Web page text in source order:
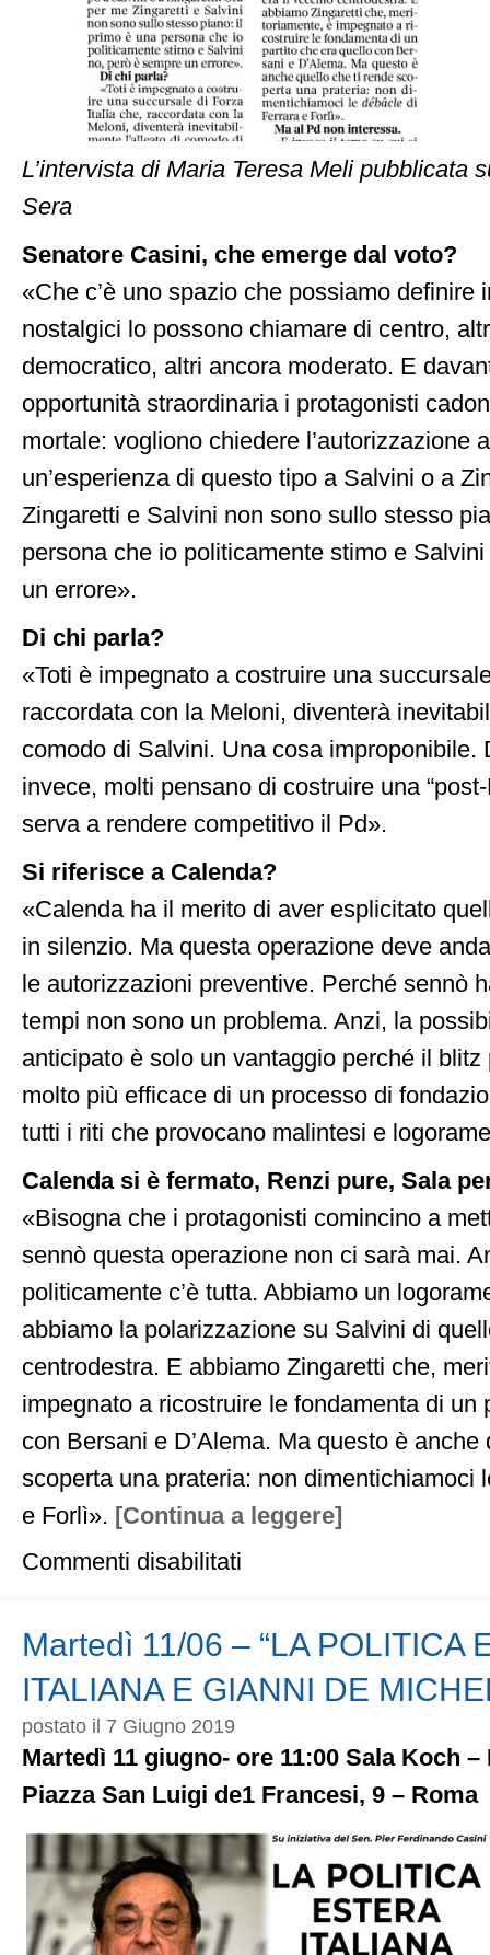
L’intervista di Maria Teresa Meli pubblicata
Sera
Senatore Casini, che emerge dal voto?
«Che c’è uno spazio che possiamo definire
nostalgici lo possono chiamare di centro,
democratico, altri ancora moderato. E
opportunità straordinaria i protagonisti
mortale: vogliono chiedere l’autorizzazione
un’esperienza di questo tipo a Salvini o a
Zingaretti e Salvini non sono sullo stesso
persona che io politicamente stimo e
un errore».
Di chi parla?
«Toti è impegnato a costruire una
raccordata con la Meloni, diventerà
comodo di Salvini. Una cosa improponibile.
invece, molti pensano di costruire una
serva a rendere competitivo il Pd».
Si riferisce a Calenda?
«Calenda ha il merito di aver esplicitato
in silenzio. Ma questa operazione deve
le autorizzazioni preventive. Perché sennò
tempi non sono un problema. Anzi, la
anticipato è solo un vantaggio perché il blitz
molto più efficace di un processo di
tutti i riti che provocano malintesi e
Calenda si è fermato, Renzi pure, Sala
«Bisogna che i protagonisti comincino a
sennò questa operazione non ci sarà mai.
politicamente c’è tutta. Abbiamo un
abbiamo la polarizzazione su Salvini di
centrodestra. E abbiamo Zingaretti che,
impegnato a ricostruire le fondamenta di un
con Bersani e D’Alema. Ma questo è
scoperta una prateria: non dimentichiamoci
e Forlì». [Continua a leggere]
Commenti disabilitati
una
prateria.
e
devono
muoversi
Martedì 11/06 – “LA POLITICA
ITALIANA E GIANNI DE
postato il 7 Giugno 2019
Martedì 11 giugno- ore 11:00 Sala Koch –
Piazza San Luigi de1 Francesi, 9 – Roma